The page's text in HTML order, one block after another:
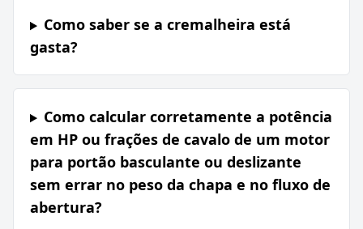
Como saber se a cremalheira está
gasta?
Como calcular corretamente a potência
em HP ou frações de cavalo de um motor
para portão basculante ou deslizante
sem errar no peso da chapa e no fluxo de
abertura?